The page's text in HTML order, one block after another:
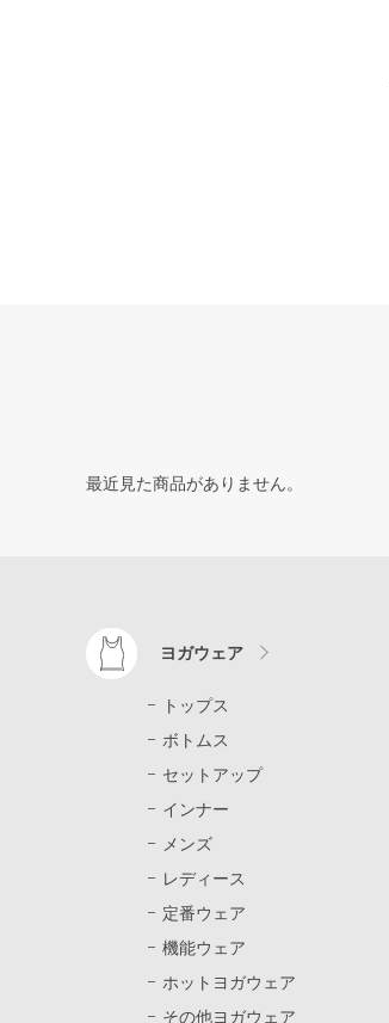
最近見た商品がありません。
ヨガウェア
トップス
ボトムス
セットアップ
インナー
メンズ
レディース
定番ウェア
機能ウェア
ホットヨガウェア
その他ヨガウェア